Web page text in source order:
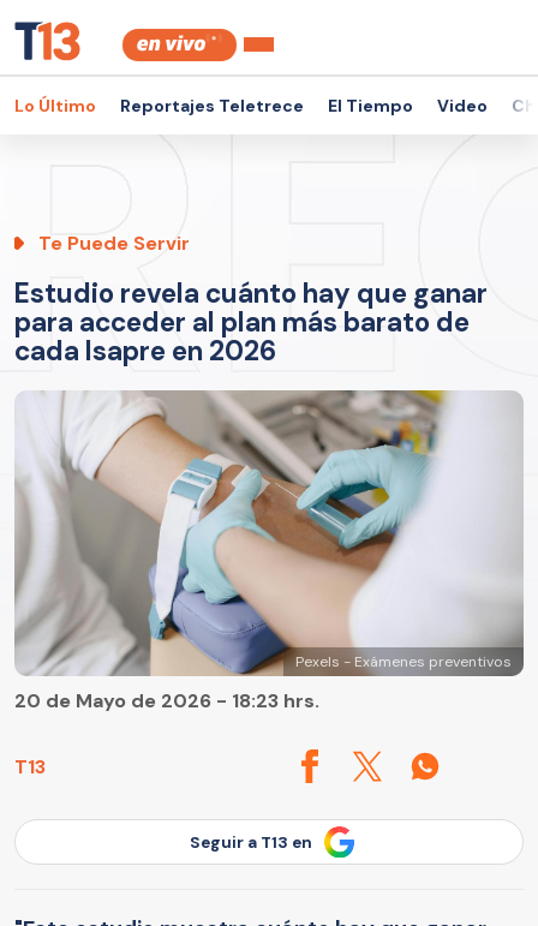
Lo Último Reportajes Teletrece El Tiempo Video
Te Puede Servir
Estudio revela cuánto hay que ganar
para acceder al plan más barato de
cada Isapre en 2026
Pexels - Exámenes preventivos
T13
20 de Mayo de 2026 - 18:23 hrs.
Seguir a T13 en